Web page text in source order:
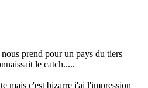
prend pour un pays du tiers
le catch.....
mais c'est bizarre j'ai l'impression